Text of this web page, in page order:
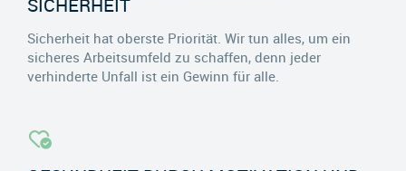
Sicherheit hat oberste Priorität. Wir tun alles, um ein
sicheres Arbeitsumfeld zu schaffen, denn jeder
verhinderte Unfall ist ein Gewinn für alle.